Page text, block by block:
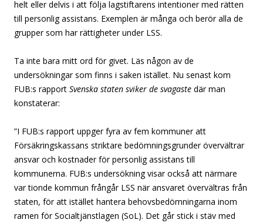
helt eller delvis i att följa lagstiftarens intentioner med rätten
till personlig assistans. Exemplen är många och berör alla de
grupper som har rättigheter under LSS.
Ta inte bara mitt ord för givet. Läs någon av de
undersökningar som finns i saken istället. Nu senast kom
FUB:s rapport Svenska staten sviker de svagaste där man
konstaterar:
”I FUB:s rapport uppger fyra av fem kommuner att
Försäkringskassans striktare bedömningsgrunder övervältrar
ansvar och kostnader för personlig assistans till
kommunerna. FUB:s undersökning visar också att närmare
var tionde kommun frångår LSS när ansvaret övervältras från
staten, för att istället hantera behovsbedömningarna inom
ramen för Socialtjänstlagen (SoL). Det går stick i stäv med